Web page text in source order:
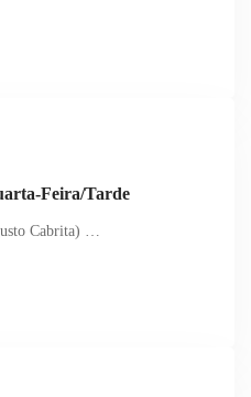
Feira/Tarde
Cabrita) …